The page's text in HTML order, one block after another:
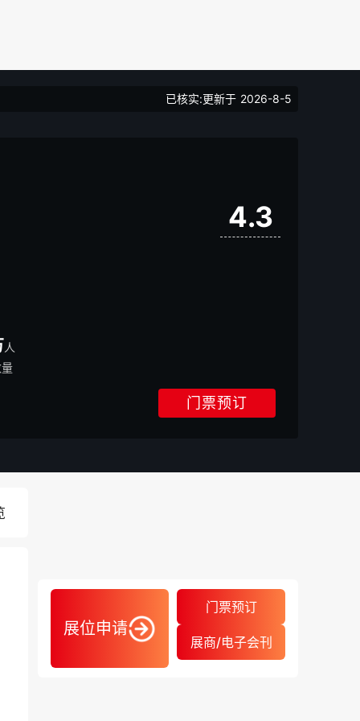
已核实:更新于 2026-8-5
人
4.3
门票预订
展位申请
门票预订
展商/电子会刊